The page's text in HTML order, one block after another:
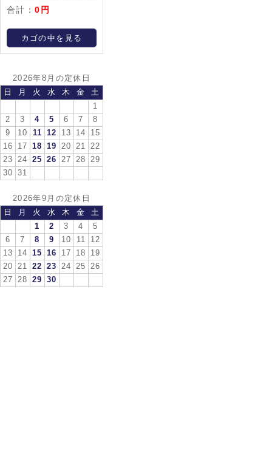
合計：0円
カゴの中を見る
2026年8月の定休日
日
月 火 水 木 金
土
1
2
3 4 5 6 7
8
9
10 11 12 13 14
15
16
17 18 19 20 21
22
23
24 25 26 27 28
29
30
31
2026年9月の定休日
日
月 火 水 木 金
土
1
2 3 4
5
6
7 8 9 10 11
12
13
14 15 16 17 18
19
20
21 22 23 24 25
26
27
28 29 30